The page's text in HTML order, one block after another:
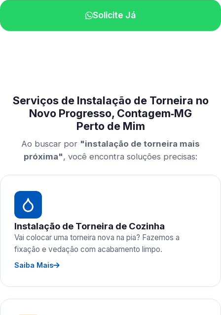
Solicite Já
Serviços de Instalação de Torneira no
Novo Progresso, Contagem‑MG
Perto de Mim
Ao buscar por "instalação de torneira mais
próxima", você encontra soluções precisas:
Instalação de Torneira de Cozinha
Vai colocar uma torneira nova na pia? Fazemos a
fixação e vedação com acabamento limpo.
Saiba Mais